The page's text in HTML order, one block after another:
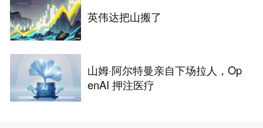
英伟达把山搬了
山姆·阿尔特曼亲自下场拉人，Op
enAI 押注医疗